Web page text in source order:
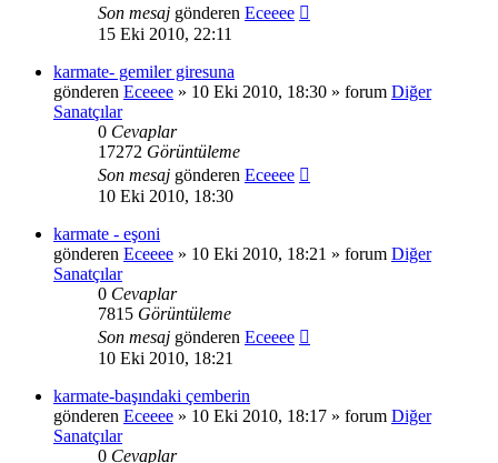
Son mesaj gönderen Eceeee
15 Eki 2010, 22:11
karmate- gemiler giresuna
gönderen Eceeee » 10 Eki 2010, 18:30 » forum Diğer
Sanatçılar
0 Cevaplar
17272 Görüntüleme
Son mesaj gönderen Eceeee
10 Eki 2010, 18:30
karmate - eşoni
gönderen Eceeee » 10 Eki 2010, 18:21 » forum Diğer
Sanatçılar
0 Cevaplar
7815 Görüntüleme
Son mesaj gönderen Eceeee
10 Eki 2010, 18:21
karmate-başındaki çemberin
gönderen Eceeee » 10 Eki 2010, 18:17 » forum Diğer
Sanatçılar
0 Cevaplar